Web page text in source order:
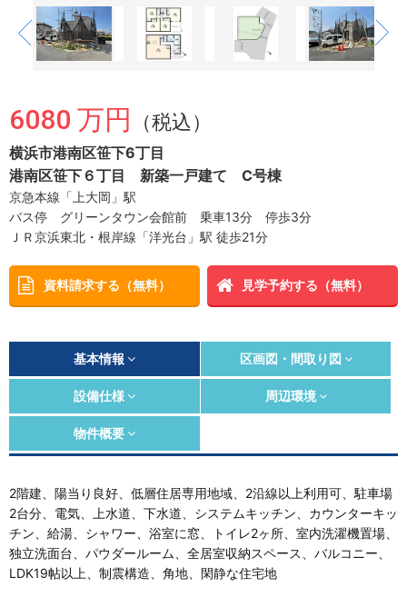
6080 万円 （税込）
横浜市港南区笹下6丁目
港南区笹下６丁目 新築一戸建て C号棟
京急本線「上大岡」駅
バス停 グリーンタウン会館前 乗車13分 停歩3分
ＪＲ京浜東北・根岸線「洋光台」駅 徒歩21分
資料請求する（無料） 見学予約する（無料）
基本情報 区画図・間取り図
設備仕様 周辺環境
物件概要
2階建、陽当り良好、低層住居専用地域、2沿線以上利用可、駐車場
2台分、電気、上水道、下水道、システムキッチン、カウンターキッ
チン、給湯、シャワー、浴室に窓、トイレ2ヶ所、室内洗濯機置場、
独立洗面台、パウダールーム、全居室収納スペース、バルコニー、
LDK19帖以上、制震構造、角地、閑静な住宅地